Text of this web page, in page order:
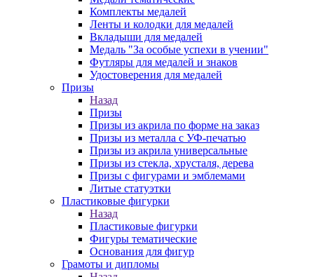
Комплекты медалей
Ленты и колодки для медалей
Вкладыши для медалей
Медаль "За особые успехи в учении"
Футляры для медалей и знаков
Удостоверения для медалей
Призы
Назад
Призы
Призы из акрила по форме на заказ
Призы из металла с УФ-печатью
Призы из акрила универсальные
Призы из стекла, хрусталя, дерева
Призы с фигурами и эмблемами
Литые статуэтки
Пластиковые фигурки
Назад
Пластиковые фигурки
Фигуры тематические
Основания для фигур
Грамоты и дипломы